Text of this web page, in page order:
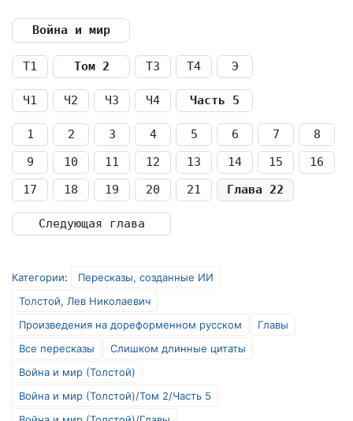
Война и мир
Т1 Том 2 Т3 Т4 Э
Ч1 Ч2 Ч3 Ч4 Часть 5
1 2 3 4 5 6 7
8
9
10 11 12 13 14 15
16
17
18 19 20 21 Глава 22
Следующая глава
Категории:
Пересказы, созданные ИИ
Толстой, Лев Николаевич
Произведения на дореформенном русском
Главы
Все пересказы
Слишком длинные цитаты
Война и мир (Толстой)
Война и мир (Толстой)/Том 2/Часть 5